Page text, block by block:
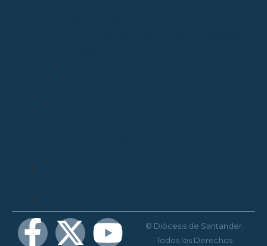
© Diócesis de Santander.
Todos los Derechos